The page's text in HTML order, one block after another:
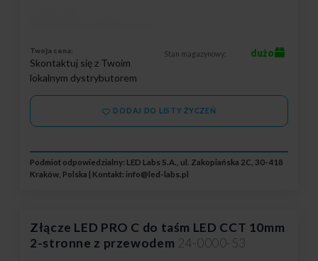
Twoja cena:
Skontaktuj się z Twoim
lokalnym dystrybutorem
Stan magazynowy: dużo
DODAJ DO LISTY ŻYCZEŃ
Podmiot odpowiedzialny: LED Labs S.A., ul. Zakopiańska 2C, 30-418
Kraków, Polska | Kontakt: info@led-labs.pl
Złącze LED PRO C do taśm LED CCT 10mm
2-stronne z przewodem 24-0000-53